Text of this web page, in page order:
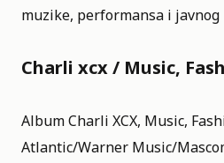
muzike, performansa i javnog
Charli xcx / Music,
Album Charli XCX, Music,
Atlantic/Warner Music/